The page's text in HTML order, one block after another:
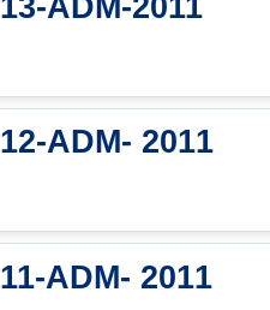
12-ADM- 2011
11-ADM- 2011